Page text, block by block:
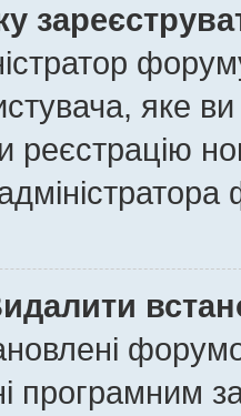
яке
реєстрацію
програмним